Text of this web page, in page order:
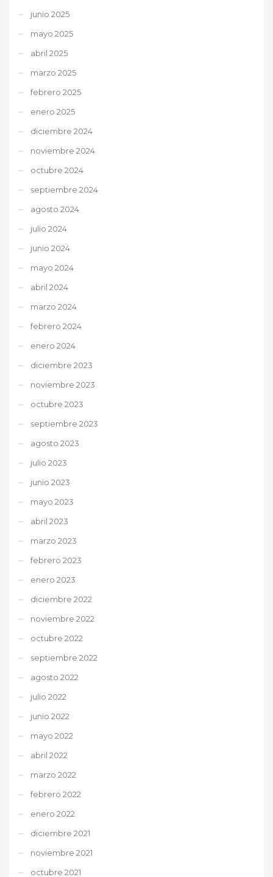
junio 2025
mayo 2025
abril 2025
marzo 2025
febrero 2025
enero 2025
diciembre 2024
noviembre 2024
octubre 2024
septiembre 2024
agosto 2024
julio 2024
junio 2024
mayo 2024
abril 2024
marzo 2024
febrero 2024
enero 2024
diciembre 2023
noviembre 2023
octubre 2023
septiembre 2023
agosto 2023
julio 2023
junio 2023
mayo 2023
abril 2023
marzo 2023
febrero 2023
enero 2023
diciembre 2022
noviembre 2022
octubre 2022
septiembre 2022
agosto 2022
julio 2022
junio 2022
mayo 2022
abril 2022
marzo 2022
febrero 2022
enero 2022
diciembre 2021
noviembre 2021
octubre 2021